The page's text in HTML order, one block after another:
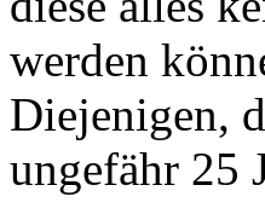
werden
Diejenigen,
ungefähr 25